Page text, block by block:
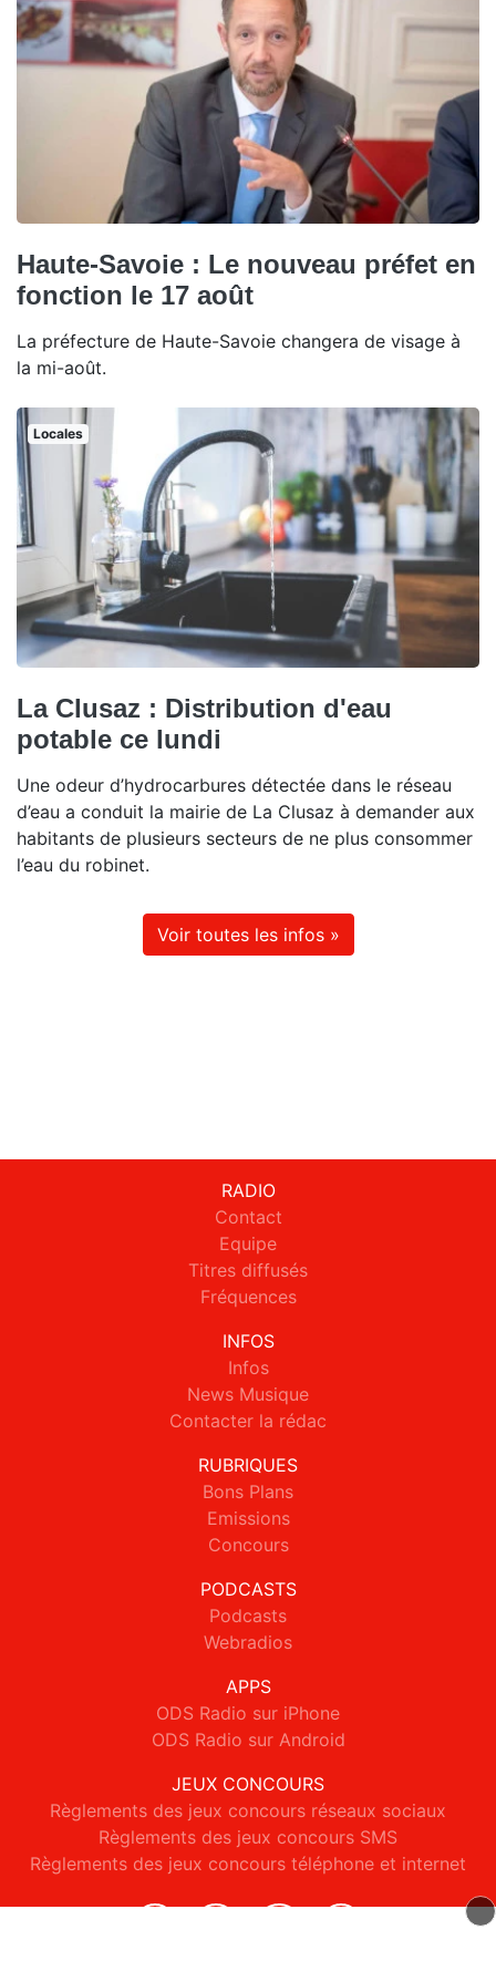
Haute-Savoie : Le nouveau préfet en
fonction le 17 août
La préfecture de Haute-Savoie changera de visage à
la mi-août.
Locales
La Clusaz : Distribution d'eau
potable ce lundi
Une odeur d’hydrocarbures détectée dans le réseau
d’eau a conduit la mairie de La Clusaz à demander aux
habitants de plusieurs secteurs de ne plus consommer
l’eau du robinet.
Voir toutes les infos »
RADIO
Contact
Equipe
Titres diffusés
Fréquences
INFOS
Infos
News Musique
Contacter la rédac
RUBRIQUES
Bons Plans
Emissions
Concours
PODCASTS
Podcasts
Webradios
APPS
ODS Radio sur iPhone
ODS Radio sur Android
JEUX CONCOURS
Règlements des jeux concours réseaux sociaux
Règlements des jeux concours SMS
Règlements des jeux concours téléphone et internet